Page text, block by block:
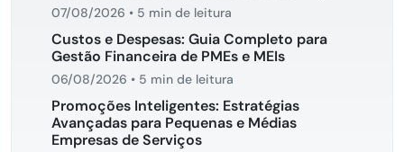
07/08/2026 • 5 min de leitura
Custos e Despesas: Guia Completo para
Gestão Financeira de PMEs e MEIs
06/08/2026 • 5 min de leitura
Promoções Inteligentes: Estratégias
Avançadas para Pequenas e Médias
Empresas de Serviços